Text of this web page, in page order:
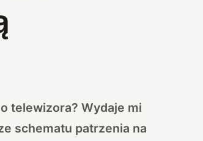
telewizora? Wydaje mi
schematu patrzenia na